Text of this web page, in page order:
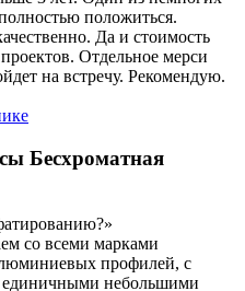
положиться.
Да и стоимость
Отдельное мерси
на встречу. Рекомендую.
Бесхроматная
со всеми марками
профилей, с
единичными небольшими